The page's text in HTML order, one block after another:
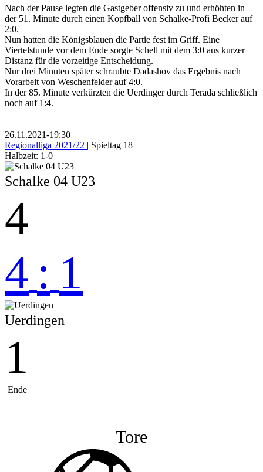
Nach der Pause legten die Gastgeber offensiv zu und erhöhten in
der 51. Minute durch einen Kopfball von Schalke-Profi Becker auf
2:0.
Nun hatten die Königsblauen die Partie fest im Griff. Eine
Viertelstunde vor dem Ende sorgte Schell mit dem 3:0 aus kurzer
Distanz für die vorzeitige Entscheidung.
Nur drei Minuten später schraubte Dadashov das Ergebnis nach
Vorarbeit von Weschenfelder auf 4:0.
In der 85. Minute verkürzten die Uerdinger durch Terada schließlich
noch auf 1:4.
26.11.2021-19:30
Regionalliga 2021/22 | Spieltag 18
Halbzeit: 1-0
Schalke 04 U23
4
4 : 1
Uerdingen
1
Ende
Tore